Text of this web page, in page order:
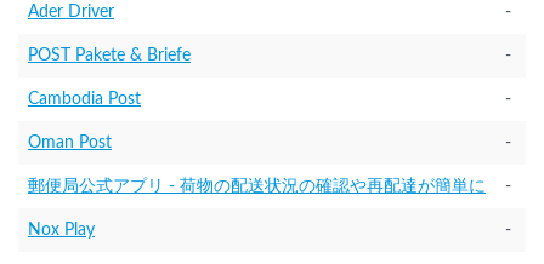
Ader Driver -
POST Pakete & Briefe -
Cambodia Post -
Oman Post -
郵便局公式アプリ - 荷物の配送状況の確認や再配達が簡単に -
Nox Play -